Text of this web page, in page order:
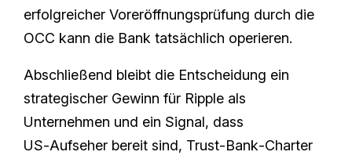
erfolgreicher Voreröffnungsprüfung durch die
OCC kann die Bank tatsächlich operieren.
Abschließend bleibt die Entscheidung ein
strategischer Gewinn für Ripple als
Unternehmen und ein Signal, dass
US‑Aufseher bereit sind, Trust‑Bank‑Charter